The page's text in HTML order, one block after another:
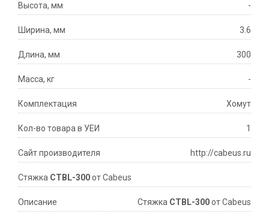
Высота, мм -
Ширина, мм 3.6
Длина, мм 300
Масса, кг -
Комплектация Хомут
Кол-во товара в УЕИ 1
Сайт производителя http://cabeus.ru
Стяжка CTBL-300от Cabeus
Описание Стяжка CTBL-300от Cabeus